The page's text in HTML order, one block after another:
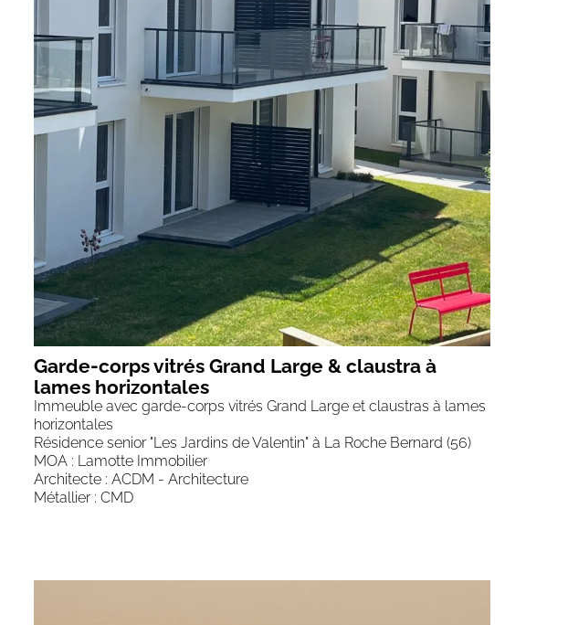
Garde-corps vitrés Grand Large & claustra à
lames horizontales
Immeuble avec garde-corps vitrés Grand Large et claustras à lames
horizontales
Résidence senior "Les Jardins de Valentin" à La Roche Bernard (56)
MOA : Lamotte Immobilier
Architecte : ACDM - Architecture
Métallier : CMD